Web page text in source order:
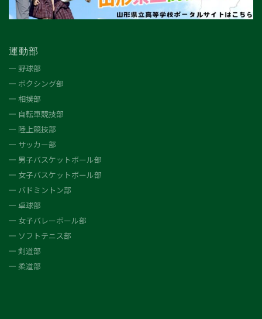
運動部
野球部
ボクシング部
相撲部
自転車競技部
陸上競技部
サッカー部
男子バスケットボール部
女子バスケットボール部
バドミントン部
卓球部
女子バレーボール部
ソフトテニス部
剣道部
柔道部